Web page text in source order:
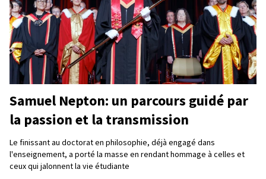
Samuel Nepton: un parcours guidé par
la passion et la transmission
Le finissant au doctorat en philosophie, déjà engagé dans
l'enseignement, a porté la masse en rendant hommage à celles et
ceux qui jalonnent la vie étudiante